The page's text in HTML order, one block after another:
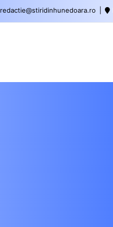
redactie@stiridinhunedoara.ro